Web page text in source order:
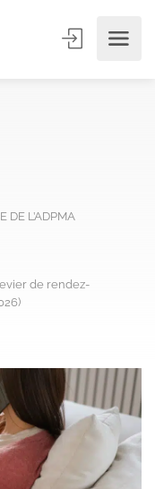
DE L’ADPMA
de rendez-